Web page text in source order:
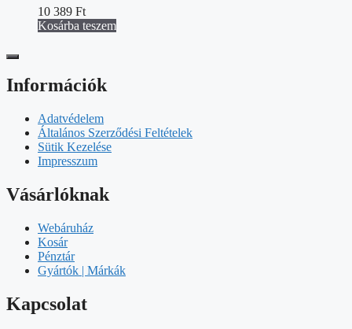
10 389 Ft
Kosárba teszem
Információk
Adatvédelem
Általános Szerződési Feltételek
Sütik Kezelése
Impresszum
Vásárlóknak
Webáruház
Kosár
Pénztár
Gyártók | Márkák
Kapcsolat